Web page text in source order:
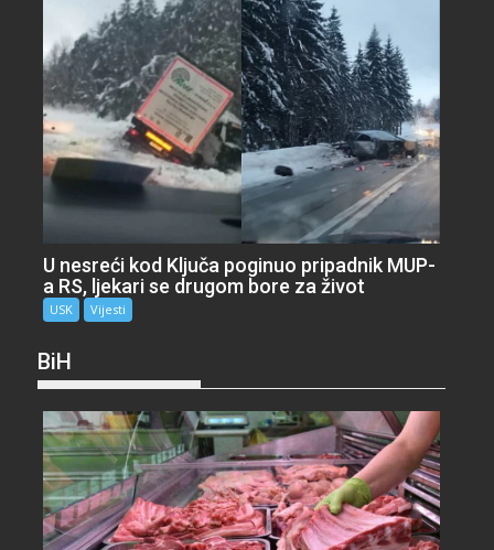
U nesreći kod Ključa poginuo pripadnik MUP-
a RS, ljekari se drugom bore za život
USK Vijesti
BiH